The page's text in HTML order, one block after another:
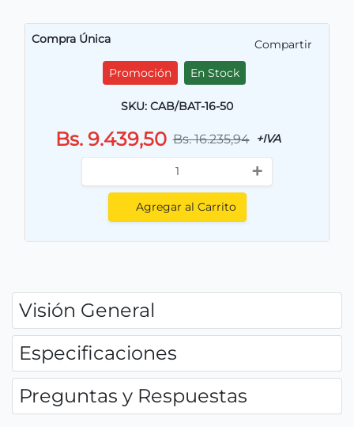
Compra Única
Compartir
Promoción
En Stock
SKU: CAB/BAT-16-50
Bs. 9.439,50 Bs. 16.235,94 +IVA
+
Agregar al Carrito
Visión General
Especificaciones
Preguntas y Respuestas